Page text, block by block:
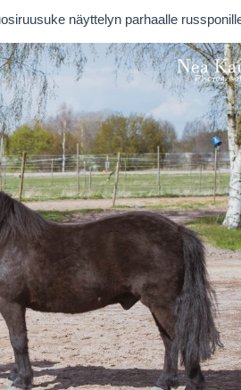
näyttelyn parhaalle